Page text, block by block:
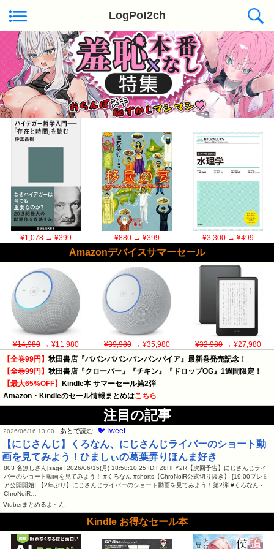
LogPo!2ch
Kindle日替わりセール ◆本日50冊が対象
¥1,078→ ¥399 ¥880→ ¥399 ¥3,300→ ¥499
Amazonデバイスサマーセール
¥14,980→ ¥11,980 ¥39,980→ ¥35,980 ¥32,980→ ¥27,980
【全巻99円】 秋田書店『ババンババンバンバンパイア』最新巻発売記念！
【全巻99円】 秋田書店『クローバー』『チキン』『ドロップOG』1週間限定！
【最大65%OFF】 Kindle本 サマーセール第2弾
Amazon・Kindleのセール情報まとめはこちら
注目の記事
2026/06/16 13:00 あとで読む 🐦Tweet
【にじさんじ】くろなん、にじさんじライバーのショート動
画を見てみよう！ひましぃの葛葉弄りほんま好き
803 名無しさん[sage] 2026/06/15(月) 18:58:10.25 ID:FZ8HFY2R【次回予告】にじさんじライ
バーのショート動画を見てみよう！ #くろなん #shorts【ChroNoiR公式切り抜き】 [19:00プレミ
ア公開開始] 【2年ぶり】にじさんじライバーのショート動画を見てみよう！第2弾 #くろなん -
ChroNoiR…
Vtuberまとめるよ～ん
Kindle お得なセール本